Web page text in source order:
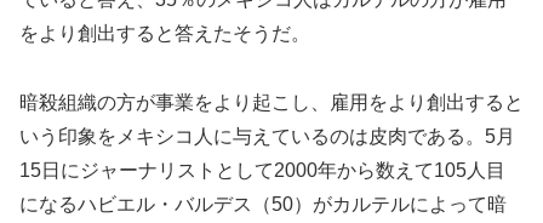
をより創出すると答えたそうだ。
暗殺組織の方が事業をより起こし、雇用をより創出すると
いう印象をメキシコ人に与えているのは皮肉である。5月
15日にジャーナリストとして2000年から数えて105人目
になるハビエル・バルデス（50）がカルテルによって暗